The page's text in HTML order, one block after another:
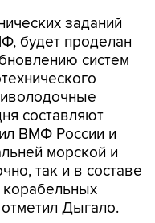
заданий
будет проделан
систем
составляют
ВМФ России и
морской и
так и в составе
Дыгало.